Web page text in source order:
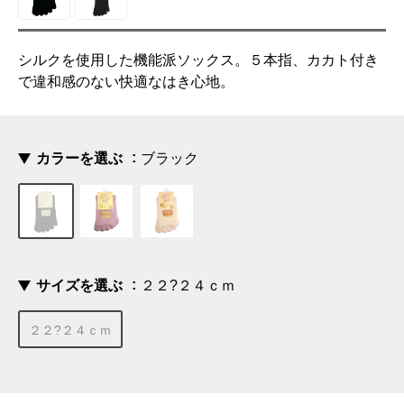
シルクを使用した機能派ソックス。５本指、カカト付き
で違和感のない快適なはき心地。
カラーを選ぶ ブラック
サイズを選ぶ ２２?２４ｃｍ
２２?２４ｃｍ